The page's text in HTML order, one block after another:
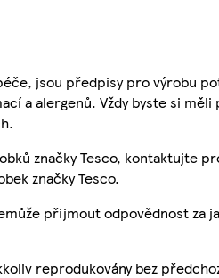
jsou předpisy pro výrobu
a alergenů. Vždy byste si
značky Tesco, kontaktujte
značky Tesco.
přijmout odpovědnost za
reprodukovány bez